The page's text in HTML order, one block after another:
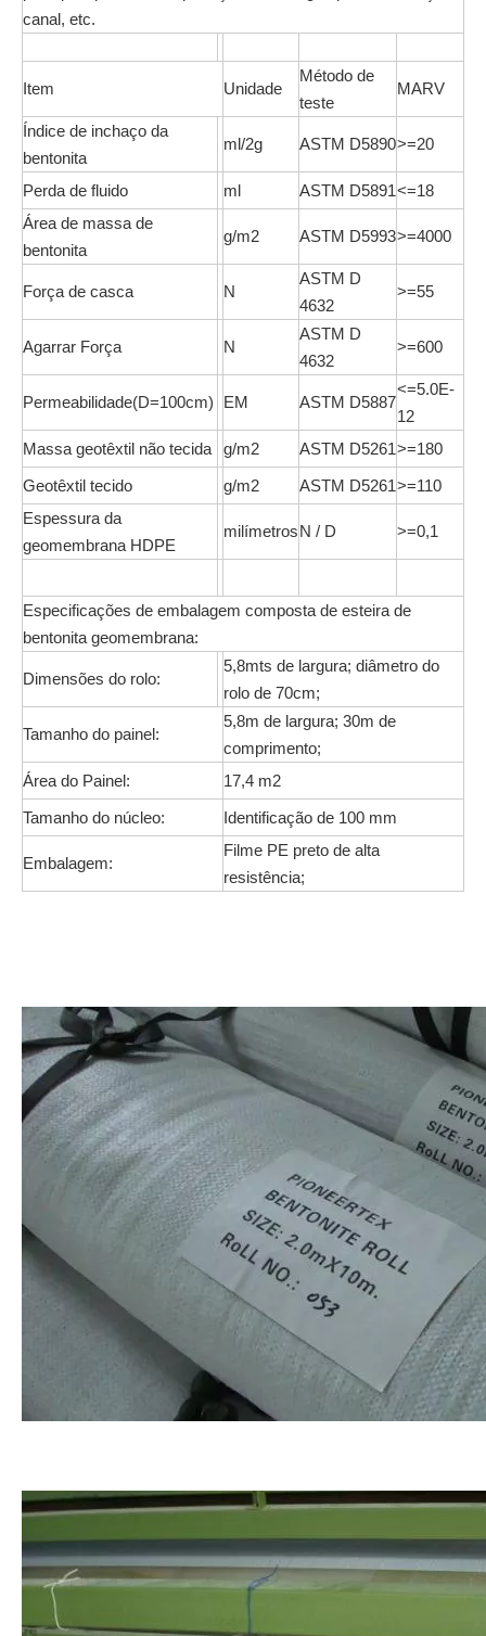
canal, etc.
Item Unidade
Método de
teste
MARV
Índice de inchaço da
bentonita
ml/2g ASTM D5890>=20
Perda de fluido ml ASTM D5891<=18
Área de massa de
bentonita
g/m2 ASTM D5993>=4000
Força de casca N
ASTM D
4632
>=55
Agarrar Força N
ASTM D
4632
>=600
Permeabilidade(D=100cm) EM ASTM D5887
<=5.0E-
12
Massa geotêxtil não tecida
g/m2 ASTM D5261>=180
Geotêxtil tecido
g/m2 ASTM D5261>=110
Espessura da
geomembrana HDPE
milímetrosN / D >=0,1
Especificações de embalagem composta de esteira de
bentonita geomembrana:
Dimensões do rolo:
5,8mts de largura; diâmetro do
rolo de 70cm;
Tamanho do painel:
5,8m de largura; 30m de
comprimento;
Área do Painel:
17,4 m2
Tamanho do núcleo:
Identificação de 100 mm
Embalagem:
Filme PE preto de alta
resistência;